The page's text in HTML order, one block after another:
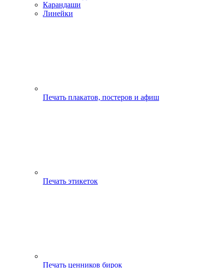
Карандаши
Линейки
Печать плакатов, постеров и афиш
Печать этикеток
Печать ценников бирок